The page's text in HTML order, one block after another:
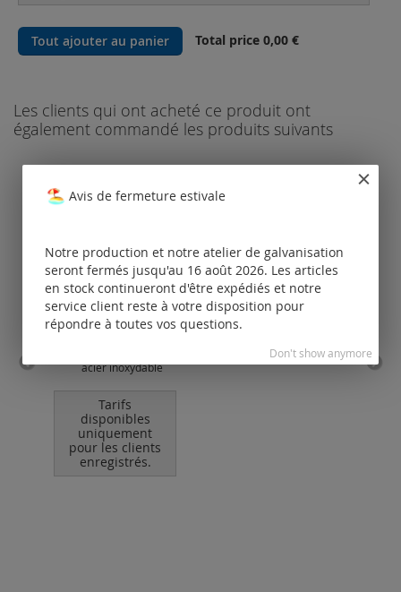
Tout ajouter au panier Total price 0,00 €
Les clients qui ont acheté ce produit ont
également commandé les produits suivants
acier inoxydable
Tarifs
disponibles
uniquement
pour les clients
enregistrés.
Avis de fermeture estivale
Notre production et notre atelier de galvanisation
seront fermés jusqu'au 16 août 2026. Les articles
en stock continueront d'être expédiés et notre
service client reste à votre disposition pour
répondre à toutes vos questions.
Don't show anymore